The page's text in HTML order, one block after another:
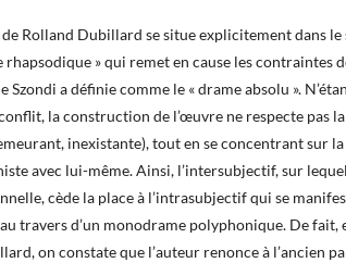
de Rolland Dubillard se situe explicitement dans le
rhapsodique » qui remet en cause les contraintes
Szondi a définie comme le « drame absolu ».
la construction de l’œuvre ne respecte pas
inexistante), tout en se concentrant sur
avec lui-même. Ainsi, l’intersubjectif, sur
cède la place à l’intrasubjectif qui se
travers d’un monodrame polyphonique. De fait,
on constate que l’auteur renonce à l’ancien